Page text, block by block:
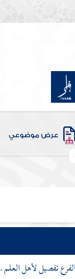
عرض موضوعي
تفصيل لأهل العلم .